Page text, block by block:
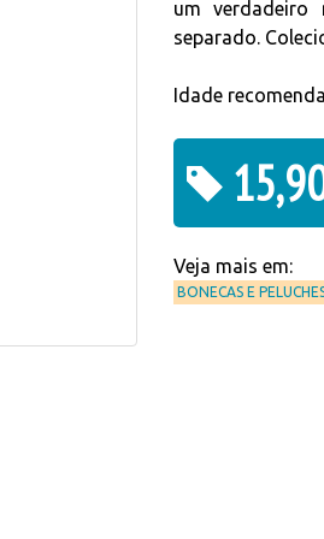
um verdadeiro
separado.
Idade
Veja mais em:
BONECAS E